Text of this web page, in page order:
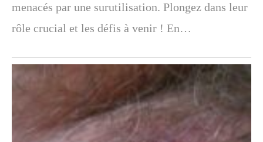
menacés par une surutilisation. Plongez dans leur
rôle crucial et les défis à venir ! En…